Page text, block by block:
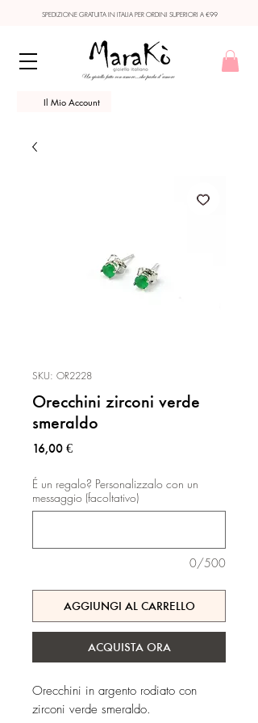
Il Mio Account
SPEDIZIONE GRATUITA IN ITALIA PER ORDINI SUPERIORI A €99
SKU: OR2228
Orecchini zirconi verde
smeraldo
16,00 €Prezzo
É un regalo? Personalizzalo con un
messaggio (facoltativo)
0/500
AGGIUNGI AL CARRELLO
ACQUISTA ORA
Orecchini in argento rodiato con
zirconi verde smeraldo.